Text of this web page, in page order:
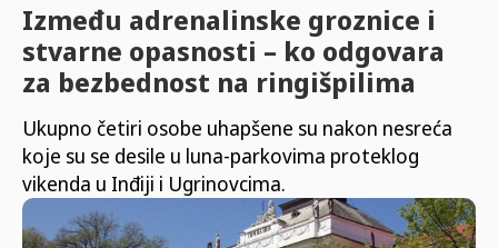
Između adrenalinske groznice i
stvarne opasnosti – ko odgovara
za bezbednost na ringišpilima
Ukupno četiri osobe uhapšene su nakon nesreća
koje su se desile u luna-parkovima proteklog
vikenda u Inđiji i Ugrinovcima.